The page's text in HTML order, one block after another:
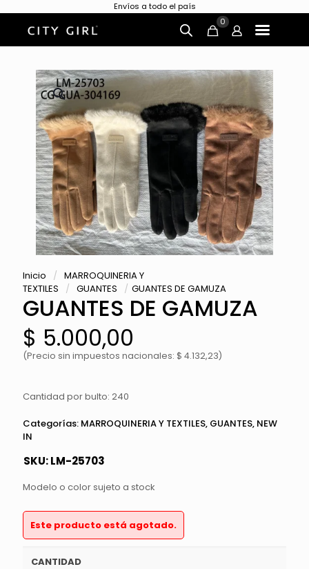
Envíos a todo el país
0
Inicio / MARROQUINERIA Y
TEXTILES
/ GUANTES / GUANTES DE GAMUZA
GUANTES DE GAMUZA
$ 5.000,00
(Precio sin impuestos nacionales: $ 4.132,23)
Cantidad por bulto: 240
Categorías: MARROQUINERIA Y TEXTILES, GUANTES, NEW
IN
SKU:LM-25703
Modelo o color sujeto a stock
Este producto está agotado.
CANTIDAD